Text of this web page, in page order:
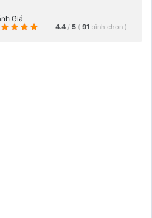
Giá
4.4 / 5 ( 91 bình chọn )